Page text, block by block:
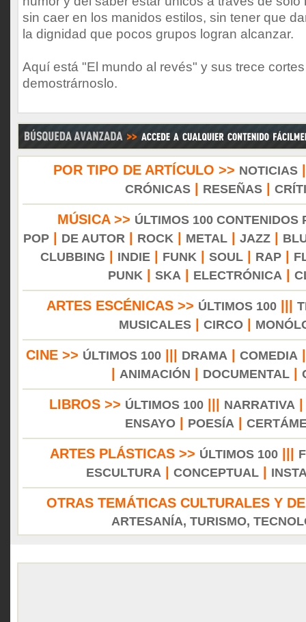
sin caer en los manidos estilos, sin tener que
la dignidad que pocos grupos logran alcanzar.
Aquí está "El mundo al revés" y sus trece
demostrárnoslo.
POR TIPO DE ARTÍCULO >> NOTICIAS
CRÓNICAS| RESEÑAS|
MÚSICA >> ÚLTIMOS 100 CONTENIDOS
POP| DE AUTOR ROCK METAL| JAZZ|
CLUBBING
INDIE| FUNK SOUL| RAP|
PUNK
SKA ELECTRÓNICA
ARTES ESCÉNICAS >> ÚLTIMOS 100
MUSICALES
CIRCO
CINE >> ÚLTIMOS 100||| DRAMA COMEDIA
ANIMACIÓN DOCUMENTAL|
LIBROS >> ÚLTIMOS 100 NARRATIVA
ENSAYO| POESÍA
ARTES PLÁSTICAS >> ÚLTIMOS 100|||
ESCULTURA
CONCEPTUAL
OTRAS TEMÁTICAS CULTURALES Y
ARTESANÍA, TURISMO,